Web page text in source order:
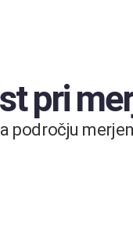
pri
področju